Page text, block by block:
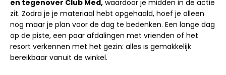
en tegenover Club Med, waardoor je midden in de actie
zit. Zodra je je materiaal hebt opgehaald, hoef je alleen
nog maar je plan voor de dag te bedenken. Een lange dag
op de piste, een paar afdalingen met vrienden of het
resort verkennen met het gezin: alles is gemakkelijk
bereikbaar vanuit de winkel.